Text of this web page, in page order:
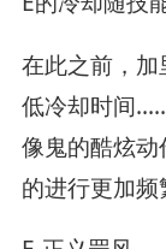
在此之前，
低冷却时间
像鬼的酷炫
的进行更加频